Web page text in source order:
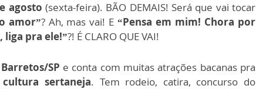
agosto (sexta-feira). BÃO DEMAIS! Será que vai tocar
amor”? Ah, mas vai! E“Pensa em mim! Chora por
liga pra ele!”?! É CLARO QUE VAI!
Barretos/SP e conta com muitas atrações bacanas pra
cultura sertaneja. Tem rodeio, catira, concurso do